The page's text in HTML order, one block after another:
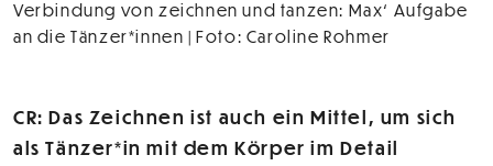
Verbindung von zeichnen und tanzen: Max‘ Aufgabe
an die Tänzer*innen | Foto: Caroline Rohmer
CR: Das Zeichnen ist auch ein Mittel, um sich
als Tänzer*in mit dem Körper im Detail